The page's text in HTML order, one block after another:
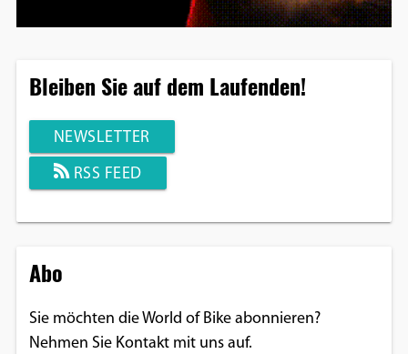
Bleiben Sie auf dem Laufenden!
NEWSLETTER
RSS FEED
Abo
Sie möchten die World of Bike abonnieren?
Nehmen Sie Kontakt mit uns auf.